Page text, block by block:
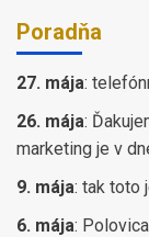
Poradňa
27. mája:
26. mája:
marketing je v
9. mája: tak toto
6. mája: